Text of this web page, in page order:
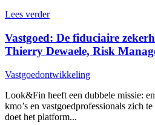
Lees verder
Vastgoed: De fiduciaire
Thierry Dewaele, Risk
Vastgoedontwikkeling
Look&Fin heeft een dubbele missie:
kmo’s en vastgoedprofessionals zich
doet het platform...